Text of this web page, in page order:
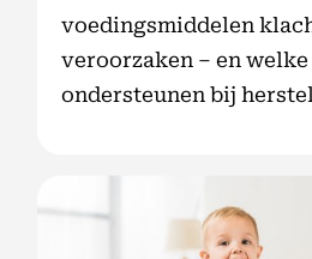
voedingsmiddelen
veroorzaken – en
ondersteunen bij